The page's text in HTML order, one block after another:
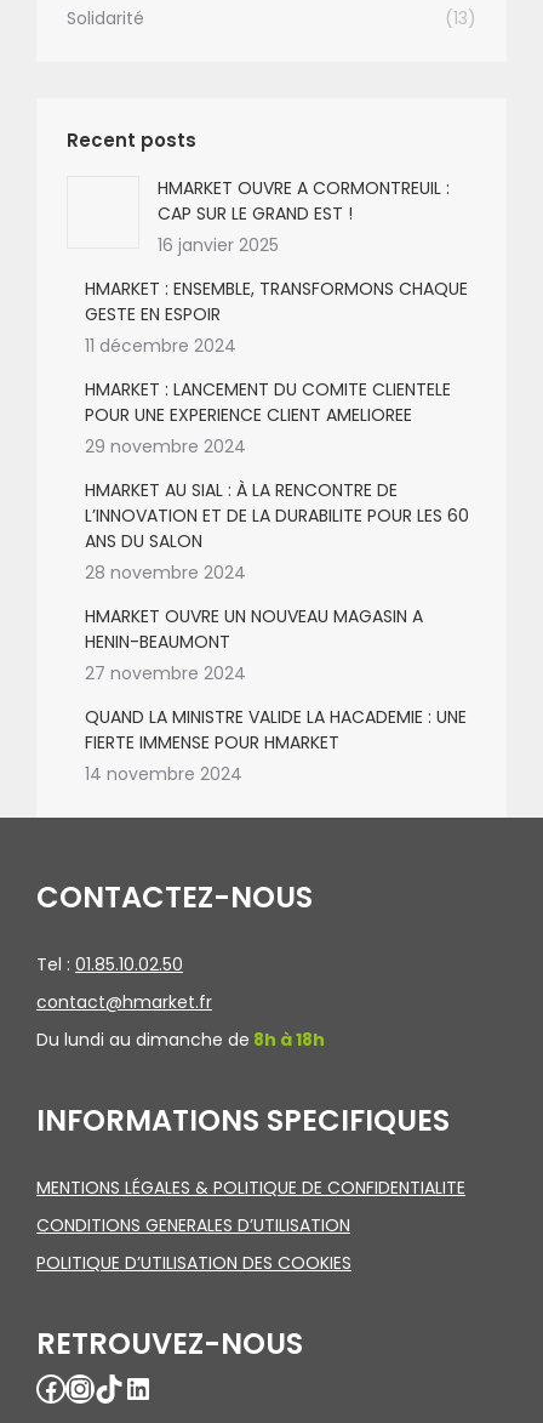
Solidarité
(13)
Recent posts
HMARKET OUVRE A CORMONTREUIL :
CAP SUR LE GRAND EST !
16 janvier 2025
HMARKET : ENSEMBLE, TRANSFORMONS CHAQUE
GESTE EN ESPOIR
11 décembre 2024
HMARKET : LANCEMENT DU COMITE CLIENTELE
POUR UNE EXPERIENCE CLIENT AMELIOREE
29 novembre 2024
HMARKET AU SIAL : À LA RENCONTRE DE
L’INNOVATION ET DE LA DURABILITE POUR LES 60
ANS DU SALON
28 novembre 2024
HMARKET OUVRE UN NOUVEAU MAGASIN A
HENIN-BEAUMONT
27 novembre 2024
QUAND LA MINISTRE VALIDE LA HACADEMIE : UNE
FIERTE IMMENSE POUR HMARKET
14 novembre 2024
CONTACTEZ-NOUS
Tel : 01.85.10.02.50
contact@hmarket.fr
Du lundi au dimanche de 8h à 18h
INFORMATIONS SPECIFIQUES
MENTIONS LÉGALES & POLITIQUE DE CONFIDENTIALITE
CONDITIONS GENERALES D’UTILISATION
POLITIQUE D’UTILISATION DES COOKIES
RETROUVEZ-NOUS
Facebook InstagramTikTok LinkedIn